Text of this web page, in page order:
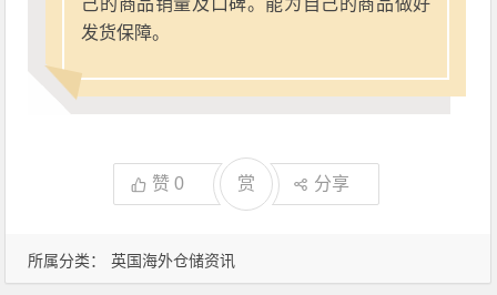
所属分类： 英国海外仓储资讯
己的商品销量及口碑。能为自己的商品做好
发货保障。
赞0 赏 分享